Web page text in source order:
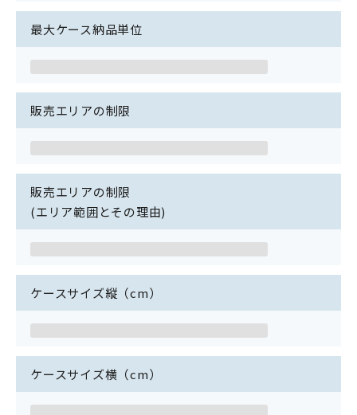
最大ケース納品単位
販売エリアの制限
販売エリアの制限
(エリア範囲とその理由)
ケースサイズ縦（cm）
ケースサイズ横（cm）